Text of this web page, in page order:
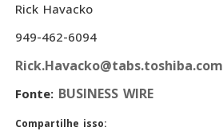
Rick Havacko
949-462-6094
Rick.Havacko@tabs.toshiba.com
Fonte: BUSINESS WIRE
Compartilhe isso: